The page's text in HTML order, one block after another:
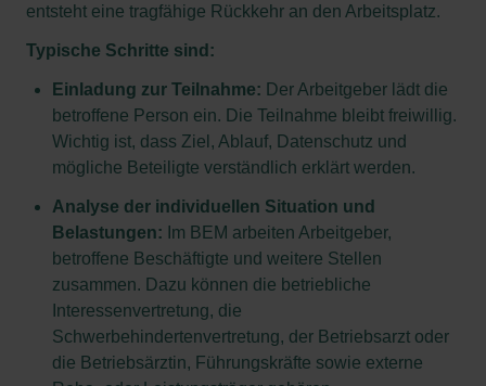
entsteht eine tragfähige Rückkehr an den Arbeitsplatz.
Typische Schritte sind:
Einladung zur Teilnahme: Der Arbeitgeber lädt die
betroffene Person ein. Die Teilnahme bleibt freiwillig.
Wichtig ist, dass Ziel, Ablauf, Datenschutz und
mögliche Beteiligte verständlich erklärt werden.
Analyse der individuellen Situation und
Belastungen: Im BEM arbeiten Arbeitgeber,
betroffene Beschäftigte und weitere Stellen
zusammen. Dazu können die betriebliche
Interessenvertretung, die
Schwerbehindertenvertretung, der Betriebsarzt oder
die Betriebsärztin, Führungskräfte sowie externe